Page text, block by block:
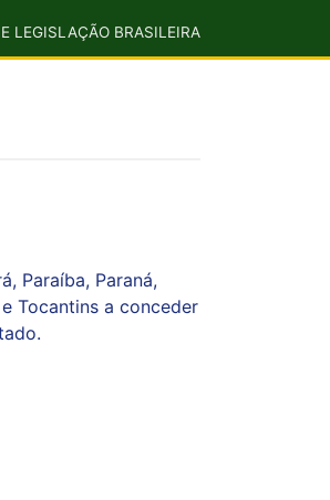
LEGISLAÇÃO BRASILEIRA
Paraíba, Paraná,
Tocantins a conceder